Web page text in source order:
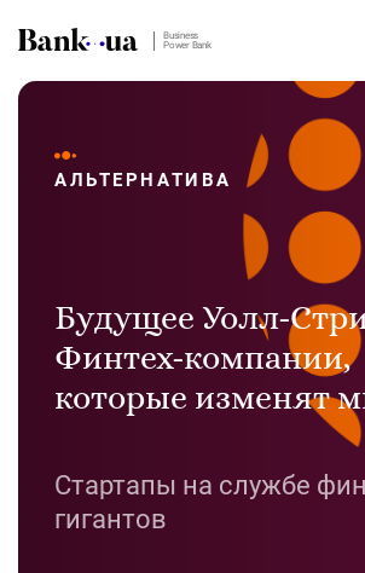
Business
Power Bank
АЛЬТЕРНАТИВА
Будущее Уолл-
Финтех-компании,
которые изменят
Стартапы на службе
гигантов